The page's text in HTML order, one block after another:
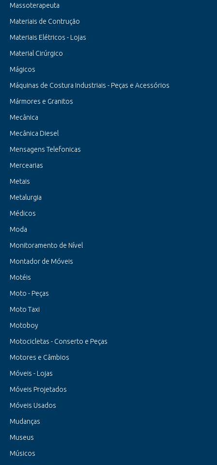
Massoterapeuta
Materiais de Contrução
Materiais Elétricos - Lojas
Material Cirúrgico
Mágicos
Máquinas de Costura Industriais - Peças e Acessórios
Mármores e Granitos
Mecânica
Mecânica Diesel
Mensagens Telefonicas
Mercearias
Metais
Metalurgia
Médicos
Moda
Monitoramento de Nível
Montador de Móveis
Motéis
Moto - Peças
Moto Taxi
Motoboy
Motocicletas - Conserto e Peças
Motores e Câmbios
Móveis - Lojas
Móveis Projetados
Móveis Usados
Mudanças
Museus
Músicos